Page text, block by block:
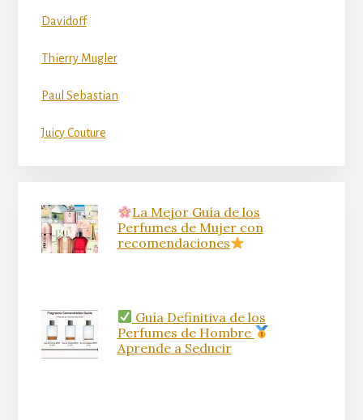
Davidoff
Thierry Mugler
Paul Sebastian
Juicy Couture
La Mejor Guía de los
Perfumes de Mujer con
recomendaciones
Guía Definitiva de los
Perfumes de Hombre
Aprende a Seducir